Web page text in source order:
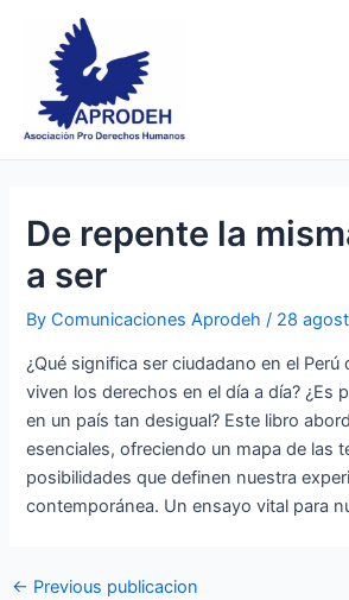
content
De repente la
a ser
ByComunicaciones Aprodeh/ 28
¿Qué significa ser ciudadano en el Perú
viven los derechos en el día a día? ¿Es
en un país tan desigual? Este libro
esenciales, ofreciendo un mapa de las
posibilidades que definen nuestra
contemporánea. Un ensayo vital para
navigation
← Previous publicacion